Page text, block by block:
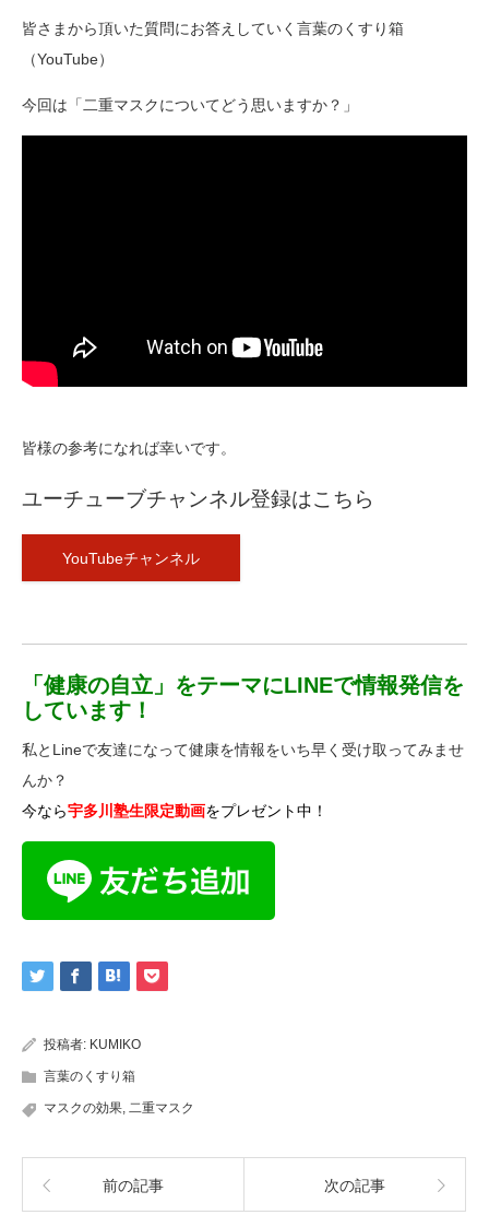
皆さまから頂いた質問にお答えしていく言葉のくすり箱
（YouTube）
今回は「二重マスクについてどう思いますか？」
皆様の参考になれば幸いです。
ユーチューブチャンネル登録はこちら
YouTubeチャンネル
「健康の自立」をテーマにLINEで情報発信を
しています！
私とLineで友達になって健康を情報をいち早く受け取ってみませ
んか？
今なら宇多川塾生限定動画をプレゼント中！
投稿者: KUMIKO
言葉のくすり箱
マスクの効果, 二重マスク
前の記事 次の記事